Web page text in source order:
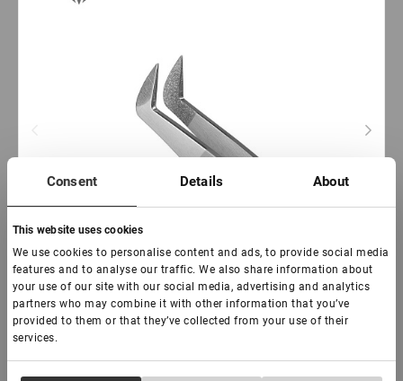
Consent Details About
This website uses cookies
We use cookies to personalise content and ads, to provide social media
features and to analyse our traffic. We also share information about
your use of our site with our social media, advertising and analytics
partners who may combine it with other information that you’ve
provided to them or that they’ve collected from your use of their
services.